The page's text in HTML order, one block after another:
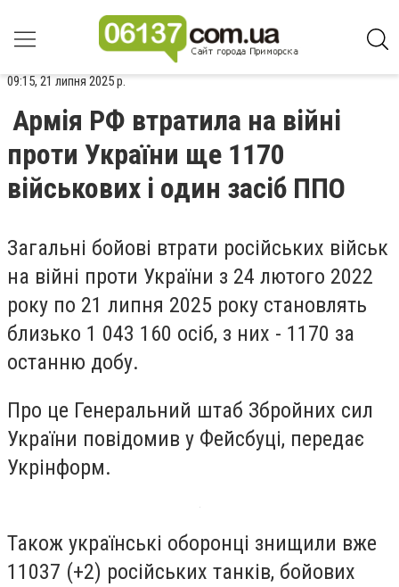
09:15, 21 липня 2025 р.
Армія РФ втратила на війні
проти України ще 1170
військових і один засіб ППО
Загальні бойові втрати російських військ
на війні проти України з 24 лютого 2022
року по 21 липня 2025 року становлять
близько 1 043 160 осіб, з них - 1170 за
останню добу.
Про це Генеральний штаб Збройних сил
України повідомив у Фейсбуці, передає
Укрінформ.
Також українські оборонці знищили вже
11037 (+2) російських танків, бойових